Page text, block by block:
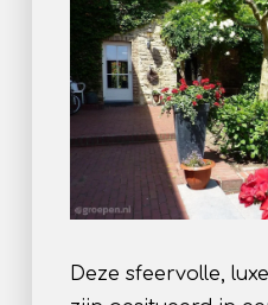
Deze sfeervolle,